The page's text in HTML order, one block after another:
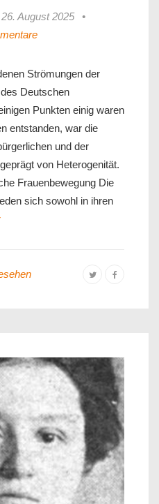
26. August 2025
•
Strömungen der
Deutschen
Punkten einig waren
entstanden, war die
und der
von Heterogenität.
Frauenbewegung Die
sich sowohl in ihren